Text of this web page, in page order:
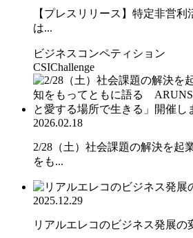
【プレスリリース】特定非営利
は...
ビジネスコンペティション
CSIChallenge
2026.02.18
2/28（土）社会課題の解決を起
をも...
2025.12.29
リアルエレコのビジネス発展の